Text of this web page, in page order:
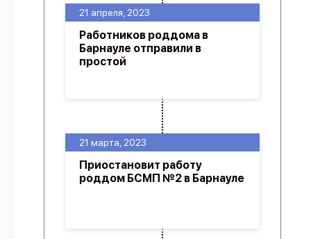
21 марта, 2023
Приостановит работу
роддом БСМП №2 в Барнауле
21 апреля, 2023
Работников роддома в
Барнауле отправили в
простой